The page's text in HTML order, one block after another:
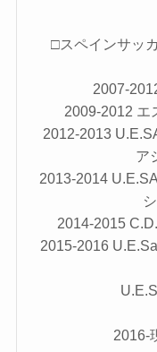
□スペインサッ
2007-
2009-2012 エ
2012-2013
ア
2013-2014
2014-2015
2015-2016
U.E.Sant
2016-